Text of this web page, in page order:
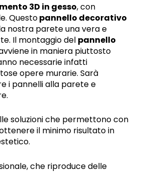
3D in gesso, con
Questopannello decorativo
nostra parete una vera e
Il montaggio del pannello
in maniera piuttosto
necessarie infatti
opere murarie. Sarà
i pannelli alla parete e
soluzioni che permettono con
il minimo risultato in
che riproduce delle